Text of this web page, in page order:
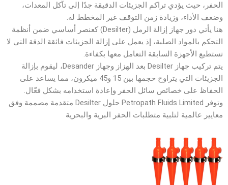
الحفر، حيث يؤدي تراكم الجزيئات الدقيقة جدًا إلى تآكل المعدات،
وضعف الأداء، وزيادة زمن التوقف غير المخطط له.
هنا يأتي دور جهاز إزالة الرمل (Desilter) كعنصر أساسي ضمن أنظمة
التحكم بالمواد الصلبة، إذ يعمل على إزالة الجزيئات فائقة الدقة التي لا
تستطيع الأجهزة السابقة التعامل معها بكفاءة.
يتم تركيب جهاز Desilter بعد الهزاز وجهاز Desander، ليقوم بإزالة
الجزيئات التي يتراوح حجمها بين 15 و45 ميكرون، مما يساعد على
الحفاظ على خصائص سائل الحفر وإعادة استخدامه بشكل فعّال.
وتوفر Petropath Fluids Limited حلول Desilter متقدمة مصممة وفق
معايير عالمية لتلبية متطلبات الحفر البرية والبحرية